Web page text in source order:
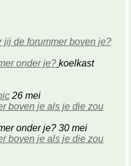
jij de forummer boven je?
onder je? koelkast
26 mei
boven je als je die zou
onder je? 30 mei
boven je als je die zou